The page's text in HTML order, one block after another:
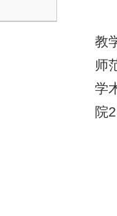
教
师
学
院